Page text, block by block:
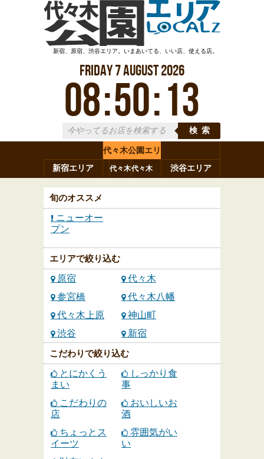
新宿、原宿、渋谷エリア。いまあいてる、いい店、使える店。
Friday7August2026
08:50:14
検索
新宿エリア
代々木公園エリ
ア
渋谷エリア
原宿 代々木参宮橋
代々木
八幡
代々木
上原 神山町 渋谷 新宿
旬のオススメ
ニューオー
プン
エリアで絞り込む
原宿
代々木
参宮橋
代々木八幡
代々木上原
神山町
渋谷
新宿
こだわりで絞り込む
とにかくう
まい
しっかり食
事
こだわりの
店
おいしいお
酒
ちょっとス
イーツ
雰囲気がい
い